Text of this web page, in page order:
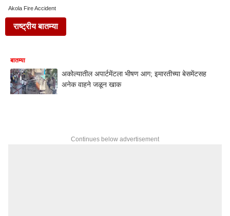
Akola Fire Accident
राष्ट्रीय बातम्या
बातम्या
अकोल्यातील अपार्टमेंटला भीषण आग; इमारतीच्या बेसमेंटसह
अनेक वाहने जळून खाक
Continues below advertisement